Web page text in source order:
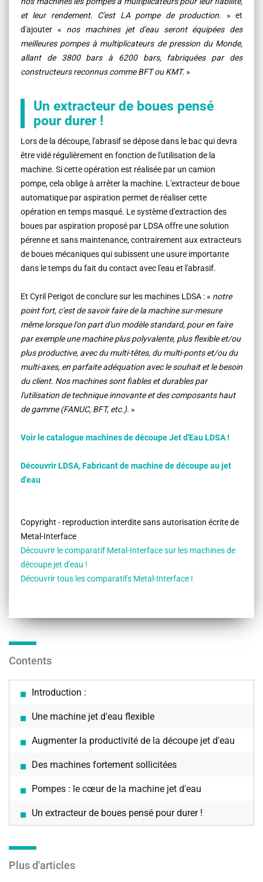
et leur rendement. C'est LA pompe de production. » et
d'ajouter « nos machines jet d'eau seront équipées des
meilleures pompes à multiplicateurs de pression du Monde,
allant de 3800 bars à 6200 bars, fabriquées par des
constructeurs reconnus comme BFT ou KMT. »
Un extracteur de boues pensé
pour durer !
Lors de la découpe, l'abrasif se dépose dans le bac qui devra
être vidé régulièrement en fonction de l'utilisation de la
machine. Si cette opération est réalisée par un camion
pompe, cela oblige à arrêter la machine. L'extracteur de boue
automatique par aspiration permet de réaliser cette
opération en temps masqué. Le système d'extraction des
boues par aspiration proposé par LDSA offre une solution
pérenne et sans maintenance, contrairement aux extracteurs
de boues mécaniques qui subissent une usure importante
dans le temps du fait du contact avec l'eau et l'abrasif.
Et Cyril Perigot de conclure sur les machines LDSA : « notre
point fort, c'est de savoir faire de la machine sur-mesure
même lorsque l'on part d'un modèle standard, pour en faire
par exemple une machine plus polyvalente, plus flexible et/ou
plus productive, avec du multi-têtes, du multi-ponts et/ou du
multi-axes, en parfaite adéquation avec le souhait et le besoin
du client. Nos machines sont fiables et durables par
l'utilisation de technique innovante et des composants haut
de gamme (FANUC, BFT, etc.). »
Voir le catalogue machines de découpe Jet d'Eau LDSA !
Découvrir LDSA, Fabricant de machine de découpe au jet
d'eau
Copyright - reproduction interdite sans autorisation écrite de
Metal-Interface
Découvrir le comparatif Metal-Interface sur les machines de
découpe jet d'eau !
Découvrir tous les comparatifs Metal-Interface !
Contents
Introduction :
Une machine jet d'eau flexible
Augmenter la productivité de la découpe jet d'eau
Des machines fortement sollicitées
Pompes : le cœur de la machine jet d'eau
Un extracteur de boues pensé pour durer !
Plus d'articles